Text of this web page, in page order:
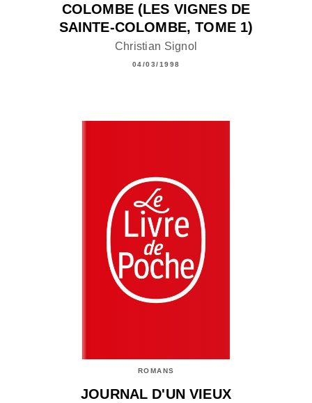
COLOMBE (LES VIGNES DE
SAINTE-COLOMBE, TOME 1)
Christian Signol
04/03/1998
ROMANS
JOURNAL D'UN VIEUX